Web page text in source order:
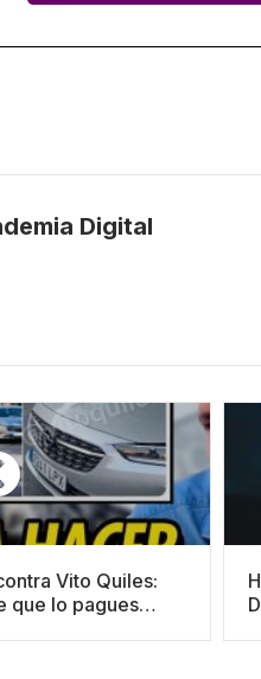
Digital
Vito Quiles:
que lo pagues